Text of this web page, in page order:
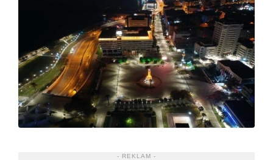
- REKLAM -